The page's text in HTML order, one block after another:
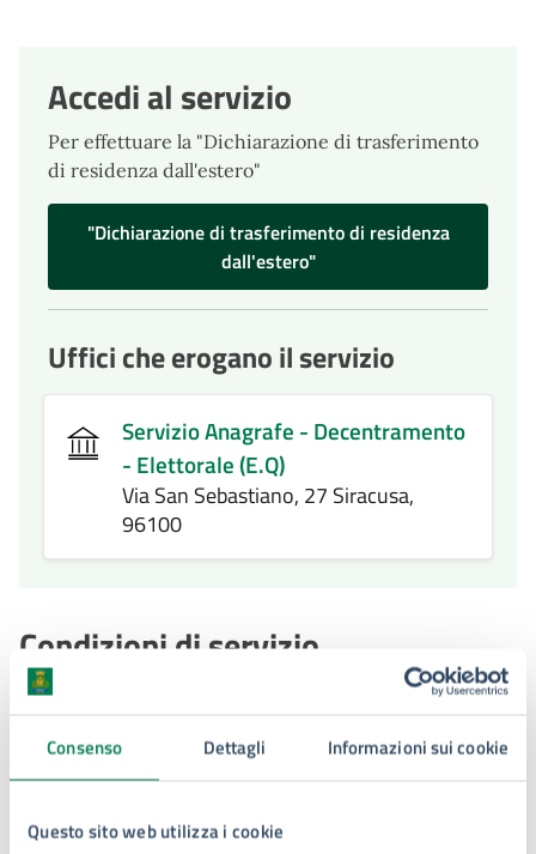
Consenso Dettagli Informazioni sui cookie
Questo sito web utilizza i cookie
Accedi al servizio
Per effettuare la "Dichiarazione di trasferimento
di residenza dall'estero"
"Dichiarazione di trasferimento di residenza
dall'estero"
Uffici che erogano il servizio
Servizio Anagrafe - Decentramento
- Elettorale (E.Q)
Via San Sebastiano, 27 Siracusa,
96100
Condizioni di servizio
Per conoscere i dettagli di scadenze, requisiti e altre
di servizio.
Termini e condizioni di servizio (PDF)